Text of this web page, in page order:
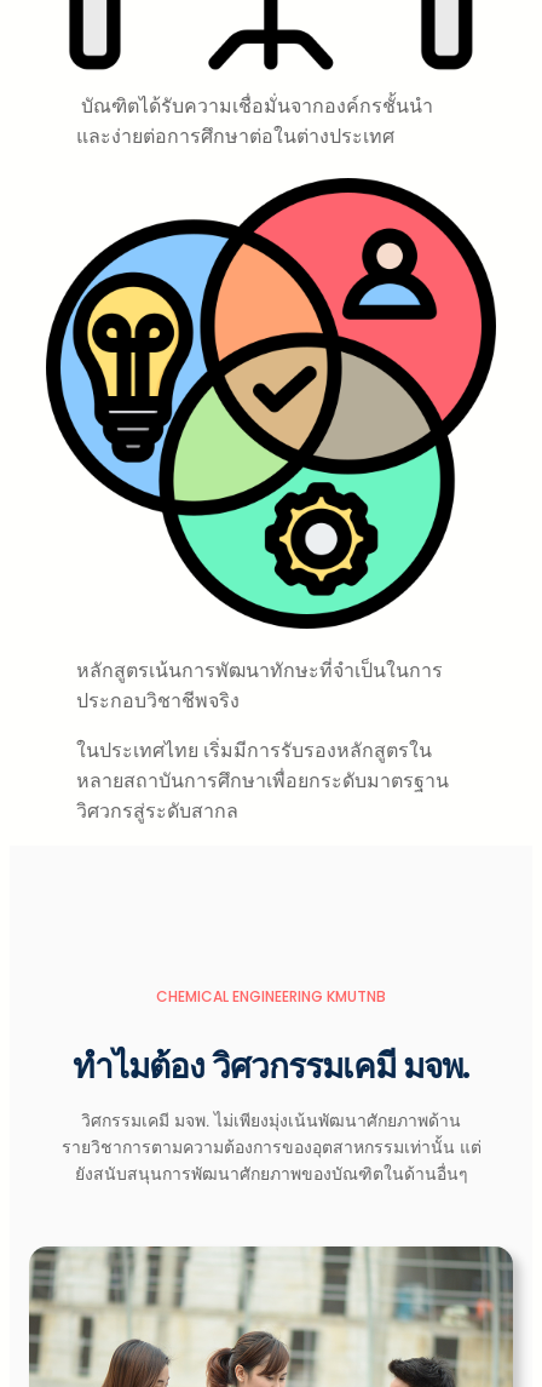
บัณฑิตได้รับความเชื่อมั่นจากองค์กรชั้นนำ
และง่ายต่อการศึกษาต่อในต่างประเทศ
หลักสูตรเน้นการพัฒนาทักษะที่จำเป็นในการ
ประกอบวิชาชีพจริง
ในประเทศไทย เริ่มมีการรับรองหลักสูตรใน
หลายสถาบันการศึกษาเพื่อยกระดับมาตรฐาน
วิศวกรสู่ระดับสากล
CHEMICAL ENGINEERING KMUTNB
ทำไมต้อง วิศวกรรมเคมี มจพ.
วิศกรรมเคมี มจพ. ไม่เพียงมุ่งเน้นพัฒนาศักยภาพด้าน
รายวิชาการตามความต้องการของอุตสาหกรรมเท่านั้น แต่
ยังสนับสนุนการพัฒนาศักยภาพของบัณฑิตในด้านอื่นๆ